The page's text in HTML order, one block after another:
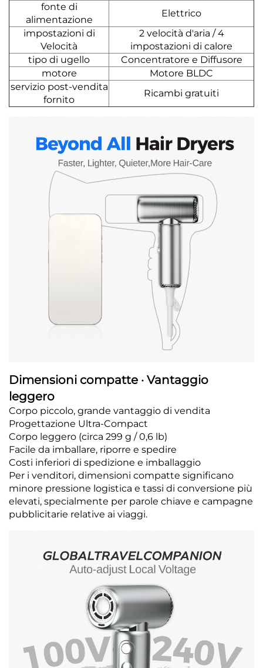
fonte di
alimentazione
Elettrico
impostazioni di
Velocità
2 velocità d'aria / 4
impostazioni di calore
tipo di ugello
Concentratore e Diffusore
motore
Motore BLDC
servizio post-vendita
fornito
Ricambi gratuiti
Dimensioni compatte · Vantaggio
leggero
Corpo piccolo, grande vantaggio di vendita
Progettazione Ultra-Compact
Corpo leggero (circa 299 g / 0,6 lb)
Facile da imballare, riporre e spedire
Costi inferiori di spedizione e imballaggio
Per i venditori, dimensioni compatte significano
minore pressione logistica e tassi di conversione più
elevati, specialmente per parole chiave e campagne
pubblicitarie relative ai viaggi.